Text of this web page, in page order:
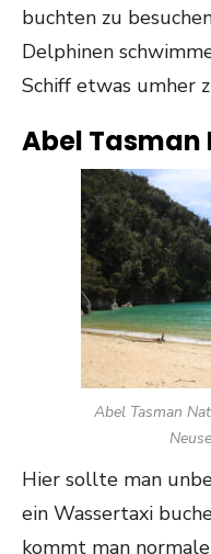
buchten zu
Delphinen
Schiff etwas umher
Abel
Abel Tasman
Hier sollte man
ein Wassertaxi
kommt man